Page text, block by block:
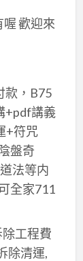
歡迎來
款，B75
+pdf講義
+符咒
盤奇
法等内
全家711
工程費
除清運,